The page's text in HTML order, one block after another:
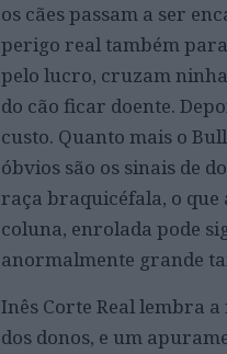
os cães passam a ser
perigo real também
pelo lucro, cruzam
do cão ficar doente.
custo. Quanto mais o
óbvios são os sinais de
raça braquicéfala, o que
coluna, enrolada pode
anormalmente grande
Inês Corte Real lembra
dos donos, e um